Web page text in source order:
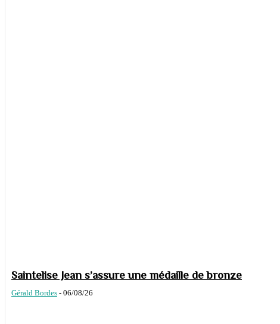
Saintelise Jean s’assure une médaille de bronze
Gérald Bordes - 06/08/26